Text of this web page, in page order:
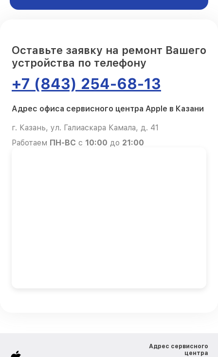
Оставьте заявку на ремонт Вашего
устройства по телефону
+7 (843) 254-68-13
Адрес офиса сервисного центра Apple в Казани
г. Казань, ул. Галиаскара Камала, д. 41
Работаем ПН-ВС с 10:00 до 21:00
Адрес сервисного
центра